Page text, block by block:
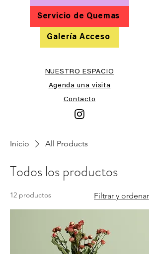
Servicio de Quemas
Agenda una visita
Contacto
Galería Acceso
NUESTRO ESPACIO
Inicio All Products
Todos los productos
12 productos Filtrar y ordenar